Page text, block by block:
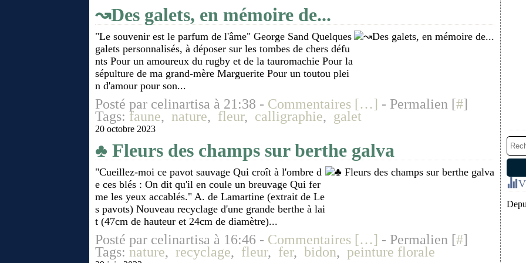
↝Des galets, en mémoire de...
"Le souvenir est le parfum de l'âme" George Sand Quelques
galets personnalisés, à déposer sur les tombes de chers défu
nts Pour un amoureux du rugby et de la tauromachie Pour la
sépulture de ma grand-mère Marguerite Pour un toutou plei
n d'amour pour son...
Posté par celinartisa à 21:38 - Commentaires […] - Permalien [#]
Tags: faune, nature, fleur, calligraphie, galet
20 octobre 2023
♣ Fleurs des champs sur berthe galva
"Cueillez-moi ce pavot sauvage Qui croît à l'ombre d
e ces blés : On dit qu'il en coule un breuvage Qui fer
me les yeux accablés." A. de Lamartine (extrait de Le
s pavots) Nouveau recyclage d'une grande berthe à lai
t (47cm de hauteur et 24cm de diamètre)...
Posté par celinartisa à 16:46 - Commentaires […] - Permalien [#]
Tags: nature, recyclage, fleur, fer, bidon, peinture florale